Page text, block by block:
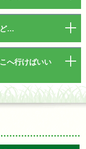
ど…
へ行けばいい